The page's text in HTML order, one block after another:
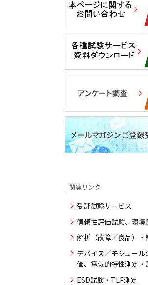
受託試験サービス
信頼性評価試験、環境
解析（故障／良品）・
デバイス／モジュール
価、電気的特性測定・
ESD試験・TLP測定